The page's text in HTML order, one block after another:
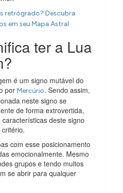
retrógrado? Descubra
em seu Mapa Astral
ter a Lua
é um signo mutável do
porMercúrio. Sendo assim,
neste signo se
de forma extrovertida,
deste signo
com esse posicionamento
emocionalmente. Mesmo
grupos e tendo muitos
se abrir para qualquer